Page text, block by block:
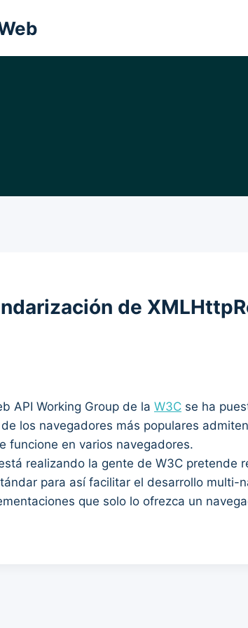
de
API Working Group de la W3C se ha
los navegadores más populares
funcione en varios navegadores.
realizando la gente de W3C pretende
para así facilitar el desarrollo multi-
que solo lo ofrezca un